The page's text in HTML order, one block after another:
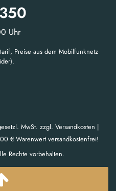
Uhr
Preise aus dem Mobilfunknetz
MwSt. zzgl. Versandkosten |
€ Warenwert versandkostenfrei!
Rechte vorbehalten.